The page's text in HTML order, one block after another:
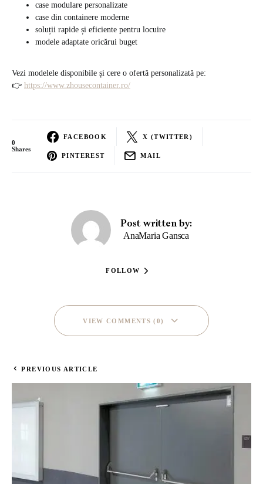
case modulare personalizate
case din containere moderne
soluții rapide și eficiente pentru locuire
modele adaptate oricărui buget
Vezi modelele disponibile și cere o ofertă personalizată pe:
👉 https://www.zhousecontainer.ro/
0
Shares
FACEBOOK X (TWITTER)
PINTEREST MAIL
Post written by:
AnaMaria Gansca
FOLLOW
VIEW COMMENTS (0)
PREVIOUS ARTICLE